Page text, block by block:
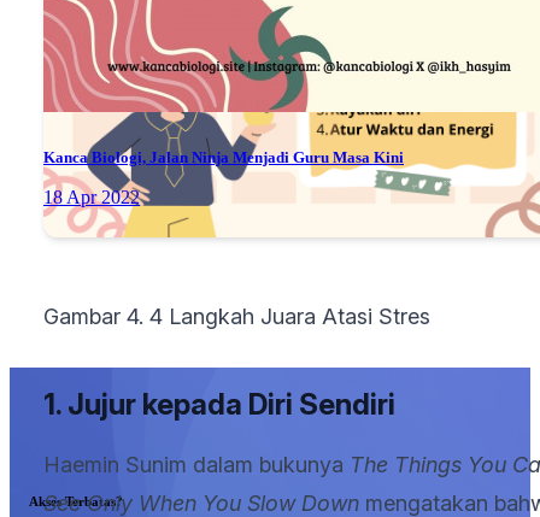
Gambar 4. 4 Langkah Juara Atasi Stres
1. Jujur kepada Diri Sendiri
Haemin Sunim dalam bukunya The Things You
See Only When You Slow Down mengatakan
Kanca Biologi, Jalan Ninja Menjadi Guru Masa Kini
18 Apr 2022
Akses Terbatas?